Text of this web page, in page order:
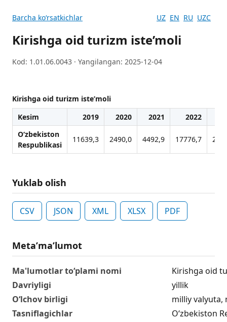
Barcha koʻrsatkichlar UZ EN RU UZC
Kirishga oid turizm iste’moli
Kod: 1.01.06.0043 · Yangilangan: 2025-12-04
Kirishga oid turizm iste’moli
Kesim
2019 2020 2021 2022
O‘zbekiston
Respublikasi
11639,3 2490,0 4492,9 17776,7
Yuklab olish
CSV JSON XML XLSX PDF
Metaʼmaʼlumot
Ma'lumotlar to‘plami nomi
Kirishga oid
Davriyligi
yillik
O‘lchov birligi
milliy valyuta,
Tasniflagichlar
O‘zbekiston